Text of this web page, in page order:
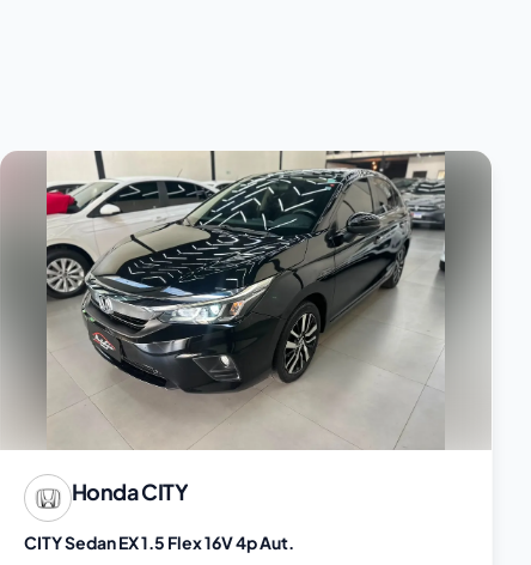
HondaCITY
CITY Sedan EX 1.5 Flex 16V 4p Aut.